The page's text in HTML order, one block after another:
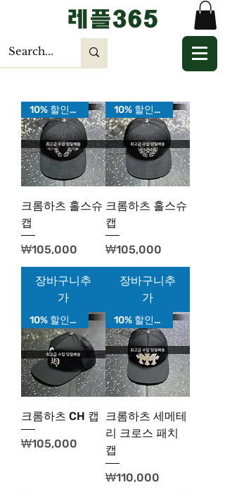
​레플365
10% 할인가!
크롬하츠 홀스슈
캡
가격
₩105,000
장바구니추
가
10% 할인가!
크롬하츠 홀스슈
캡
가격
₩105,000
장바구니추
가
10% 할인가!
크롬하츠 CH 캡
가격
₩105,000
10% 할인가!
크롬하츠 세메테
리 크로스 패치
캡
가격
₩110,000